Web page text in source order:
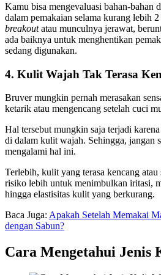
Kamu bisa mengevaluasi bahan-bahan
dalam pemakaian selama kurang lebih
breakoutatau munculnya jerawat,
ada baiknya untuk menghentikan
sedang digunakan.
4. Kulit Wajah Tak Terasa
Bruver mungkin pernah merasakan
ketarik atau mengencang setelah cuci
Hal tersebut mungkin saja terjadi
di dalam kulit wajah. Sehingga, jangan
mengalami hal ini.
Terlebih, kulit yang terasa kencang
risiko lebih untuk menimbulkan iritasi,
hingga elastisitas kulit yang berkurang.
Baca Juga: Apakah Setelah Memakai
dengan Sabun?
Cara Mengetahui Jenis